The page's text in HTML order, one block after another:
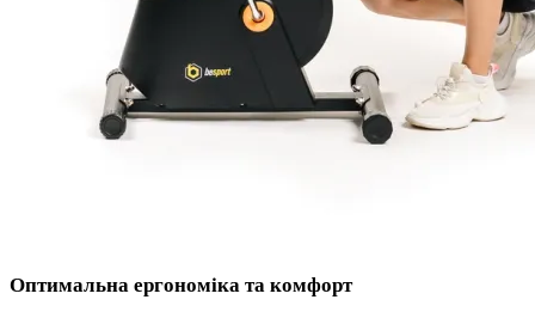
Оптимальна ергономіка та комфорт